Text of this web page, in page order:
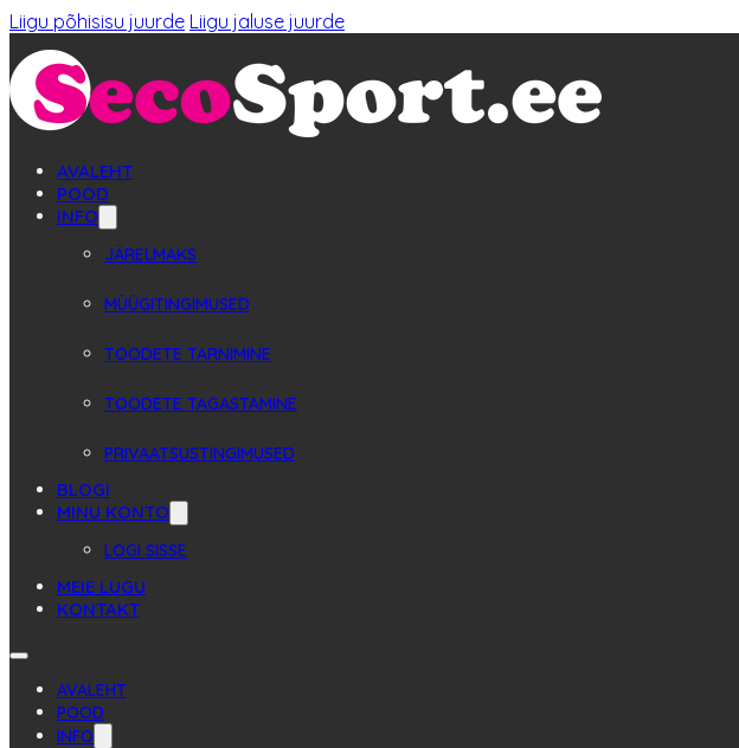
Liigu põhisisu juurde Liigu jaluse juurde
AVALEHT
POOD
INFO
JÄRELMAKS
MÜÜGITINGIMUSED
TOODETE TARNIMINE
TOODETE TAGASTAMINE
PRIVAATSUSTINGIMUSED
BLOGI
MINU KONTO
LOGI SISSE
MEIE LUGU
KONTAKT
AVALEHT
POOD
INFO